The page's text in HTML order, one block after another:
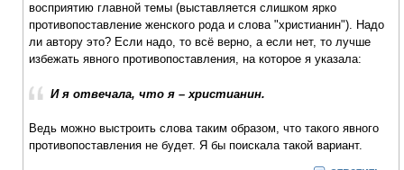
восприятию главной темы (выставляется слишком ярко
противопоставление женского рода и слова "христианин"). Надо
ли автору это? Если надо, то всё верно, а если нет, то лучше
избежать явного противопоставления, на которое я указала:
И я отвечала, что я – христианин.
Ведь можно выстроить слова таким образом, что такого явного
противопоставления не будет. Я бы поискала такой вариант.